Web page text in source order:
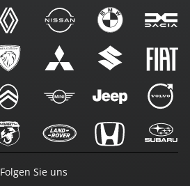
Folgen Sie uns